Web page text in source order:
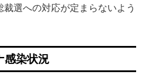
選への対応が定まらないよう
感染状況